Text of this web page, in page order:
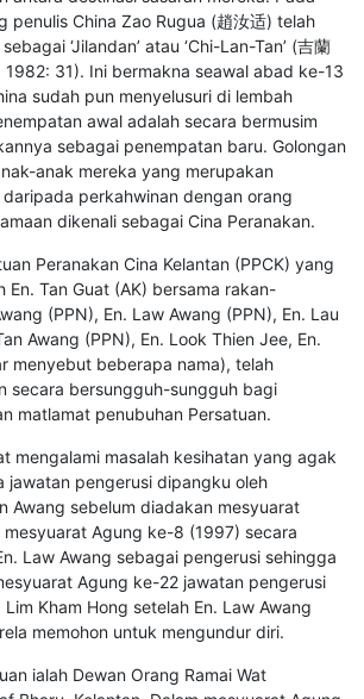
penulis China Zao Rugua (趙汝适) telah
‘Jilandan’ atau ‘Chi-Lan-Tan’ (吉蘭
1982: 31). Ini bermakna seawal abad ke-13
sudah pun menyelusuri di lembah
awal adalah secara bermusim
sebagai penempatan baru. Golongan
anak mereka yang merupakan
perkahwinan dengan orang
dikenali sebagai Cina Peranakan.
Peranakan Cina Kelantan (PPCK) yang
En. Tan Guat (AK) bersama rakan-
(PPN), En. Law Awang (PPN), En. Lau
Awang (PPN), En. Look Thien Jee, En.
menyebut beberapa nama), telah
secara bersungguh-sungguh bagi
matlamat penubuhan Persatuan.
mengalami masalah kesihatan yang agak
jawatan pengerusi dipangku oleh
Awang sebelum diadakan mesyuarat
Agung ke-8 (1997) secara
Law Awang sebagai pengerusi sehingga
Agung ke-22 jawatan pengerusi
Kham Hong setelah En. Law Awang
memohon untuk mengundur diri.
ialah Dewan Orang Ramai Wat